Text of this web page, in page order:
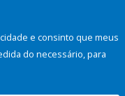
e consinto que meus
do necessário, para